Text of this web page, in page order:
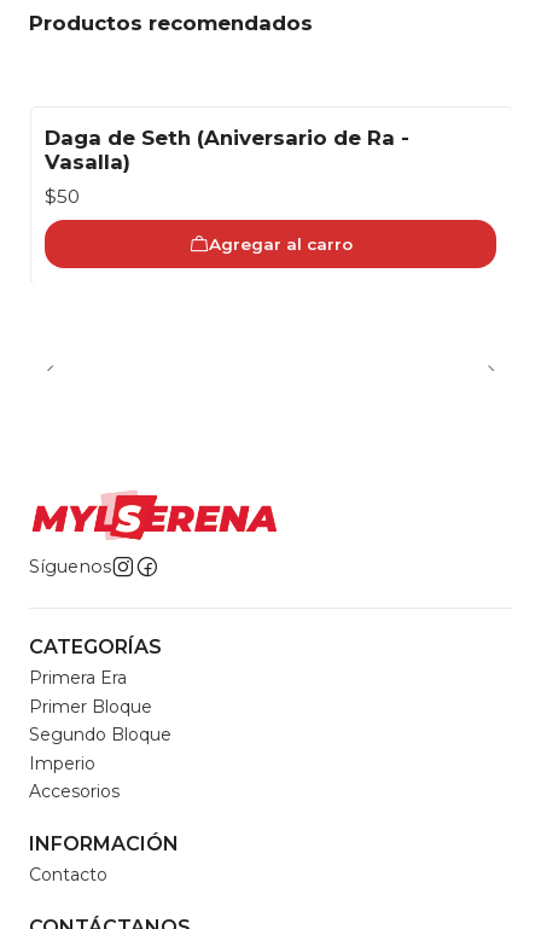
Productos recomendados
Daga de Seth (Aniversario de Ra -
Vasalla)
$50
Agregar al carro
Síguenos
CATEGORÍAS
Primera Era
Primer Bloque
Segundo Bloque
Imperio
Accesorios
INFORMACIÓN
Contacto